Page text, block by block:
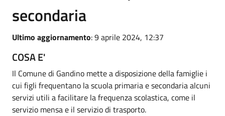
secondaria
Ultimo aggiornamento: 9 aprile 2024, 12:37
COSA E'
Il Comune di Gandino mette a disposizione della famiglie i
cui figli frequentano la scuola primaria e secondaria alcuni
servizi utili a facilitare la frequenza scolastica, come il
servizio mensa e il servizio di trasporto.